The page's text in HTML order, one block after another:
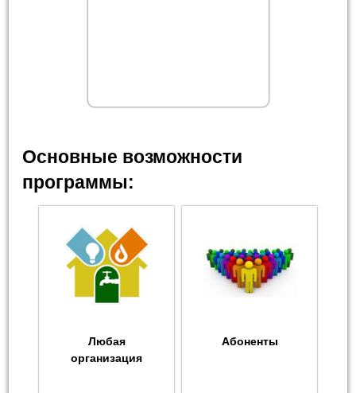
Основные возможности
программы:
Любая
организация
Абоненты